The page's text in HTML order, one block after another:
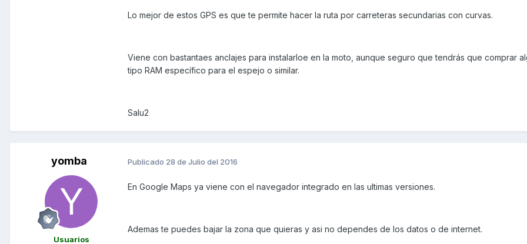
Lo mejor de estos GPS es que te permite hacer la ruta por carreteras secundarias con curvas.
Viene con bastantaes anclajes para instalarloe en la moto, aunque seguro que tendrás que comprar
tipo RAM específico para el espejo o similar.
Salu2
yomba
Usuarios
Publicado 28 de Julio del 2016
En Google Maps ya viene con el navegador integrado en las ultimas versiones.
Ademas te puedes bajar la zona que quieras y asi no dependes de los datos o de internet.